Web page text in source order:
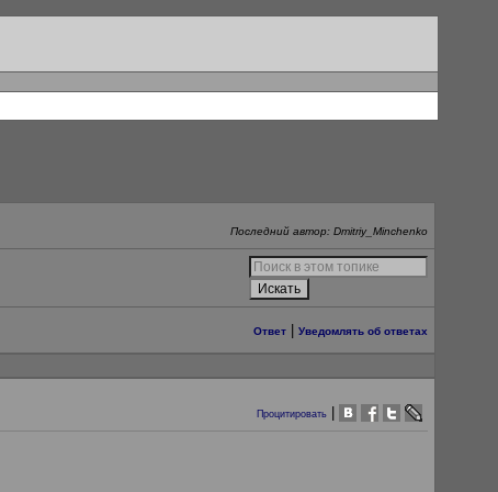
Последний автор: Dmitriy_Minchenko
Ответ Уведомлять об ответах
Процитировать